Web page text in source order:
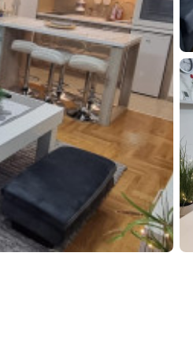
Nova Varoš
Kruševac
Pazar Zrenjanin
Milanovac Raška
Požarevac
Požega
Sremska
Mitrovica
Bela Crkva